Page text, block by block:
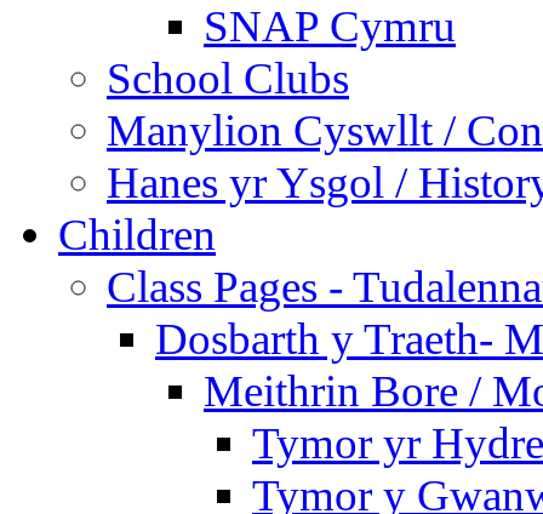
SNAP Cymru
School Clubs
Manylion Cyswllt /
Hanes yr Ysgol /
Children
Class Pages -
Dosbarth y Traeth-
Meithrin Bore /
Tymor yr
Tymor y